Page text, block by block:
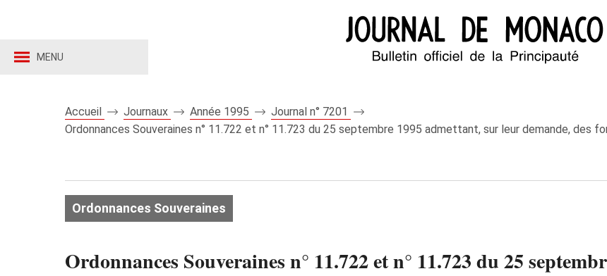
MENU
Accueil Journaux Année 1995
Journal n° 7201
Ordonnances Souveraines n° 11.722 et n° 11.723 du 25 septembre 1995 admettant, sur leur demande, des
Ordonnances Souveraines
Ordonnances Souveraines n° 11.722 et n° 11.723 du 25